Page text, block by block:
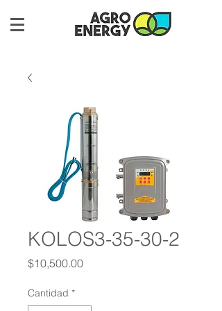
KOLOS3-35-30-2
$10,500.00Precio
Cantidad *